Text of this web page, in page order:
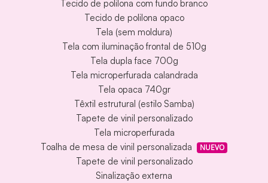
Tecido de polilona com fundo branco
Tecido de polilona opaco
Tela (sem moldura)
Tela com iluminação frontal de 510g
Tela dupla face 700g
Tela microperfurada calandrada
Tela opaca 740gr
Têxtil estrutural (estilo Samba)
Tapete de vinil personalizado
Tela microperfurada
Toalha de mesa de vinil personalizada
NUEVO
Tapete de vinil personalizado
Sinalização externa